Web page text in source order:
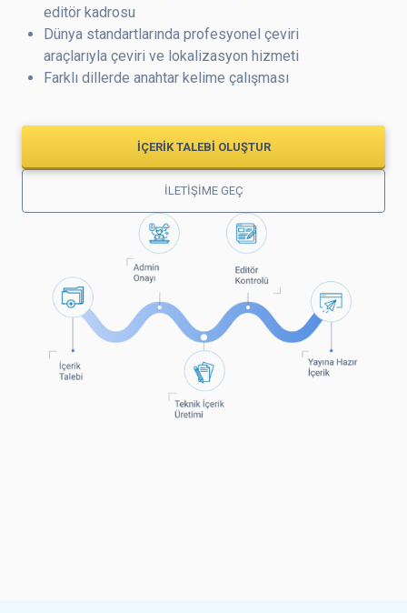
editör kadrosu
Dünya standartlarında profesyonel çeviri
araçlarıyla çeviri ve lokalizasyon hizmeti
Farklı dillerde anahtar kelime çalışması
İÇERİK TALEBİ OLUŞTUR
İLETİŞİME GEÇ